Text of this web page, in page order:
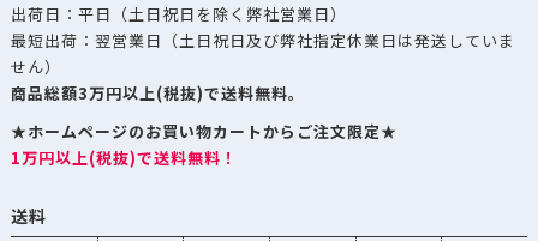
出荷日：平日（土日祝日を除く弊社営業日）
最短出荷：翌営業日（土日祝日及び弊社指定休業日は発送していま
せん）
商品総額3万円以上(税抜)で送料無料。
★ホームページのお買い物カートからご注文限定★
1万円以上(税抜)で送料無料！
送料